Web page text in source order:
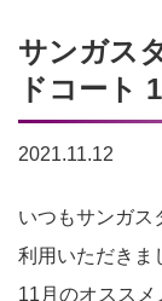
サンガス
ドコート
2021.11.12
いつもサンガス
利用いただきま
11月のオスス